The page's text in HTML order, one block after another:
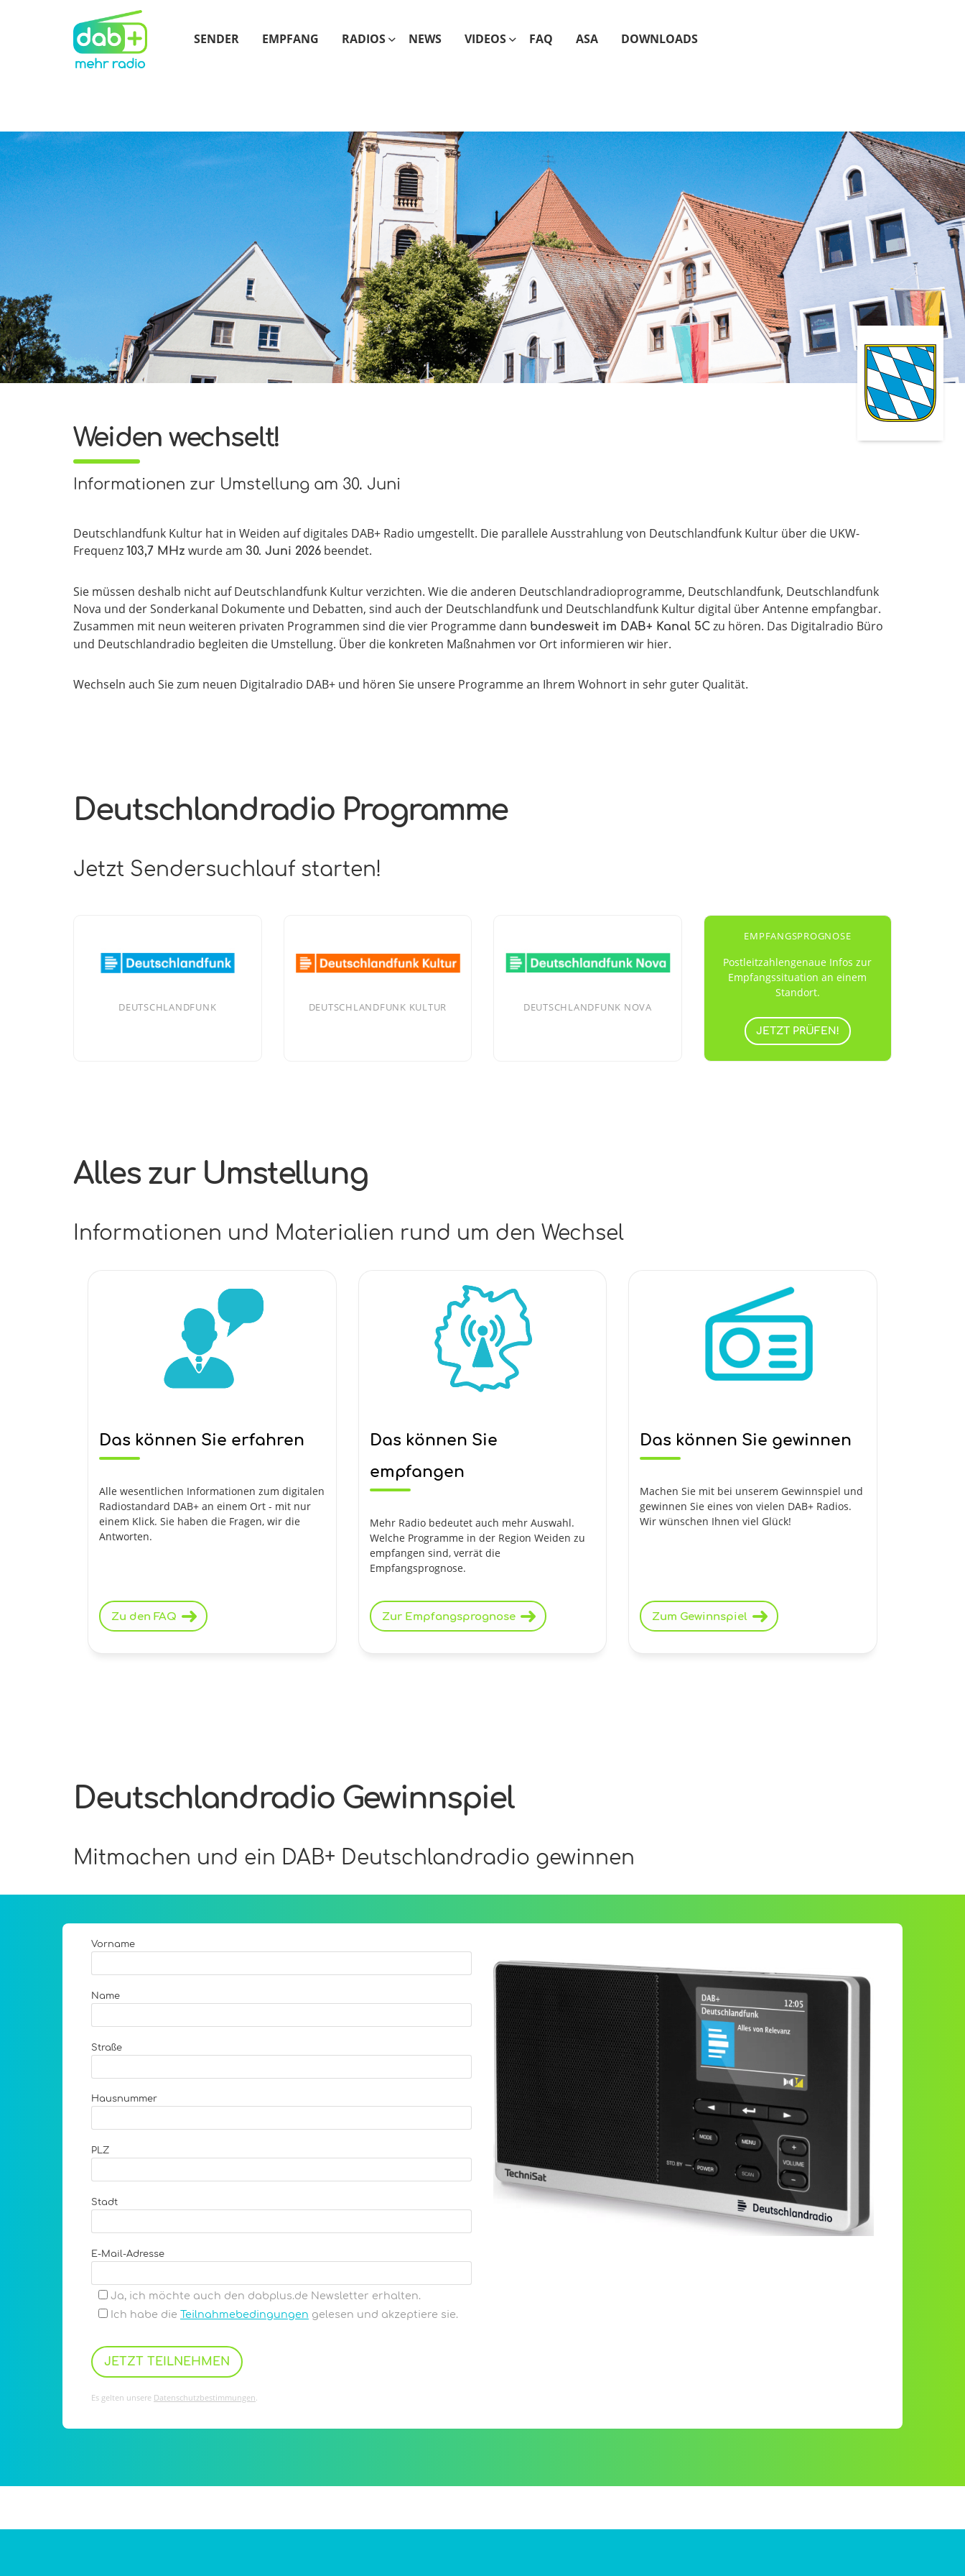
SENDER EMPFANG RADIOS NEWS VIDEOS FAQ ASA DOWNLOADS
Weiden wechselt!
Informationen zur Umstellung am 30. Juni
Deutschlandfunk Kultur hat in Weiden auf digitales DAB+ Radio umgestellt. Die parallele Ausstrahlung von Deutschlandfunk Kultur über die UKW-
Frequenz 103,7 MHz wurde am 30. Juni 2026 beendet.
Sie müssen deshalb nicht auf Deutschlandfunk Kultur verzichten. Wie die anderen Deutschlandradioprogramme, Deutschlandfunk, Deutschlandfunk
Nova und der Sonderkanal Dokumente und Debatten, sind auch der Deutschlandfunk und Deutschlandfunk Kultur digital über Antenne empfangbar.
Zusammen mit neun weiteren privaten Programmen sind die vier Programme dann bundesweit im DAB+ Kanal 5C zu hören. Das Digitalradio Büro
und Deutschlandradio begleiten die Umstellung. Über die konkreten Maßnahmen vor Ort informieren wir hier.
Wechseln auch Sie zum neuen Digitalradio DAB+ und hören Sie unsere Programme an Ihrem Wohnort in sehr guter Qualität.
Deutschlandradio Programme
Jetzt Sendersuchlauf starten!
DEUTSCHLANDFUNK DEUTSCHLANDFUNK KULTUR DEUTSCHLANDFUNK NOVA
EMPFANGSPROGNOSE
Postleitzahlengenaue Infos zur
Empfangssituation an einem
Standort.
JETZT PRÜFEN!
Alles zur Umstellung
Informationen und Materialien rund um den Wechsel
Das können Sie erfahren
Alle wesentlichen Informationen zum digitalen
Radiostandard DAB+ an einem Ort - mit nur
einem Klick. Sie haben die Fragen, wir die
Antworten.
Zu den FAQ
Das können Sie
empfangen
Mehr Radio bedeutet auch mehr Auswahl.
Welche Programme in der Region Weiden zu
empfangen sind, verrät die
Empfangsprognose.
Zur Empfangsprognose
Das können Sie gewinnen
Machen Sie mit bei unserem Gewinnspiel und
gewinnen Sie eines von vielen DAB+ Radios.
Wir wünschen Ihnen viel Glück!
Zum Gewinnspiel
Deutschlandradio Gewinnspiel
Mitmachen und ein DAB+ Deutschlandradio gewinnen
Vorname
Name
Straße
Hausnummer
PLZ
Stadt
E-Mail-Adresse
Ja, ich möchte auch den dabplus.de Newsletter erhalten.
Ich habe die Teilnahmebedingungen gelesen und akzeptiere sie.
Es gelten unsere Datenschutzbestimmungen